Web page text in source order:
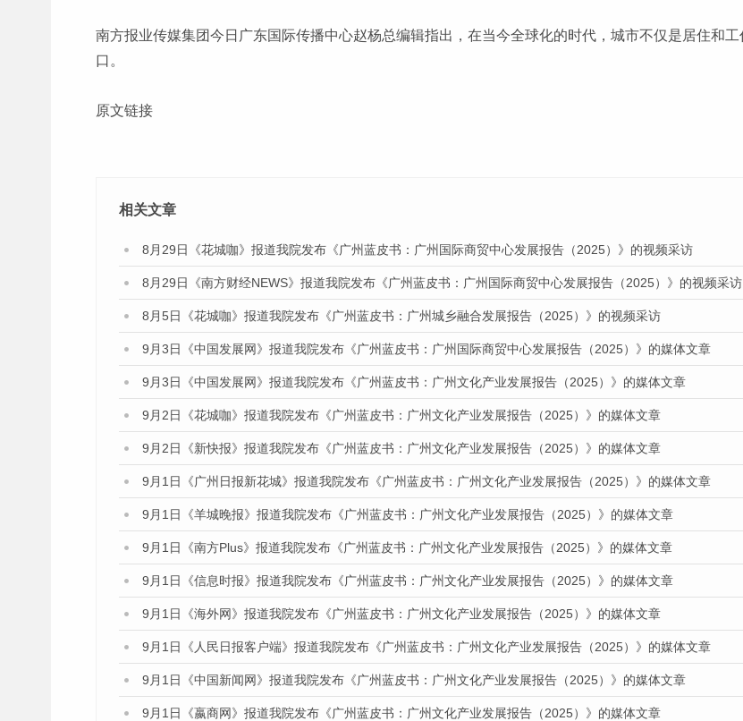
南方报业传媒集团今日广东国际传播中心赵杨总编辑指出，在当今全球化的时代，城市不仅是居住和
口。
原文链接
相关文章
8月29日《花城咖》报道我院发布《广州蓝皮书：广州国际商贸中心发展报告（2025）》的视频采访
8月29日《南方财经NEWS》报道我院发布《广州蓝皮书：广州国际商贸中心发展报告（2025）》的视频采访
8月5日《花城咖》报道我院发布《广州蓝皮书：广州城乡融合发展报告（2025）》的视频采访
9月3日《中国发展网》报道我院发布《广州蓝皮书：广州国际商贸中心发展报告（2025）》的媒体文章
9月3日《中国发展网》报道我院发布《广州蓝皮书：广州文化产业发展报告（2025）》的媒体文章
9月2日《花城咖》报道我院发布《广州蓝皮书：广州文化产业发展报告（2025）》的媒体文章
9月2日《新快报》报道我院发布《广州蓝皮书：广州文化产业发展报告（2025）》的媒体文章
9月1日《广州日报新花城》报道我院发布《广州蓝皮书：广州文化产业发展报告（2025）》的媒体文章
9月1日《羊城晚报》报道我院发布《广州蓝皮书：广州文化产业发展报告（2025）》的媒体文章
9月1日《南方Plus》报道我院发布《广州蓝皮书：广州文化产业发展报告（2025）》的媒体文章
9月1日《信息时报》报道我院发布《广州蓝皮书：广州文化产业发展报告（2025）》的媒体文章
9月1日《海外网》报道我院发布《广州蓝皮书：广州文化产业发展报告（2025）》的媒体文章
9月1日《人民日报客户端》报道我院发布《广州蓝皮书：广州文化产业发展报告（2025）》的媒体文章
9月1日《中国新闻网》报道我院发布《广州蓝皮书：广州文化产业发展报告（2025）》的媒体文章
9月1日《嬴商网》报道我院发布《广州蓝皮书：广州文化产业发展报告（2025）》的媒体文章